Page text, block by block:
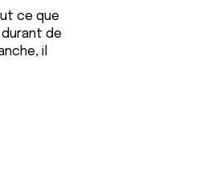
ce que
de
il